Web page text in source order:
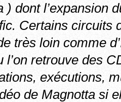
) dont l’expansion
Certains circuits
très loin comme
l’on retrouve des
exécutions,
de Magnotta si